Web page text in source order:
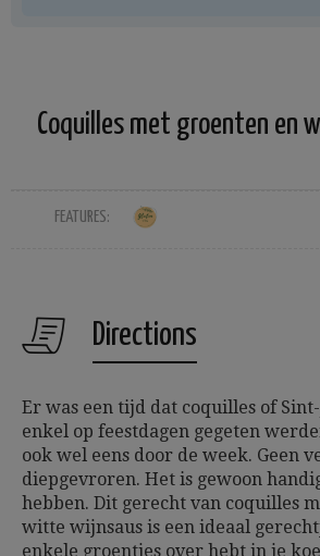
Coquilles met groenten en
FEATURES:
Directions
Er was een tijd dat coquilles of
enkel op feestdagen gegeten
ook wel eens door de week. Geen
diepgevroren. Het is gewoon
hebben. Dit gerecht van coquilles
witte wijnsaus is een ideaal
enkele groentjes over hebt in je